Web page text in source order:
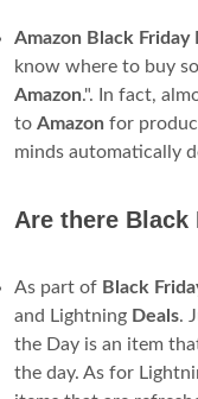
Amazon Black Friday
know where to buy
Amazon.". In fact,
to Amazon for
minds automatically
Are there Black
As part of Black
and Lightning Deals.
the Day is an item
the day. As for